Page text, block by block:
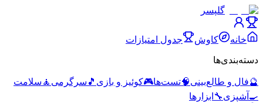
گلپسر
خانه کاوش جدول امتیازات
دسته‌بندی‌ها
🔮فال و طالع‌بینی🧠تست‌ها🎮کوئیز و بازی 🎵 سرگرمی 🧘 سلامت
🍳 آشپزی🔧 ابزارها